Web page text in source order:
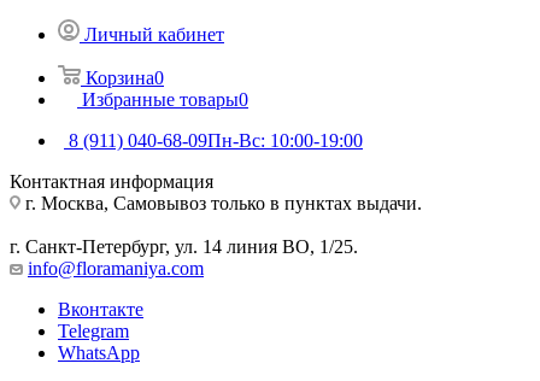
Личный кабинет
Корзина0
Избранные товары0
8 (911) 040-68-09Пн-Вс: 10:00-19:00
Контактная информация
г. Москва, Самовывоз только в пунктах выдачи.
г. Санкт-Петербург, ул. 14 линия ВО, 1/25.
info@floramaniya.com
Вконтакте
Telegram
WhatsApp